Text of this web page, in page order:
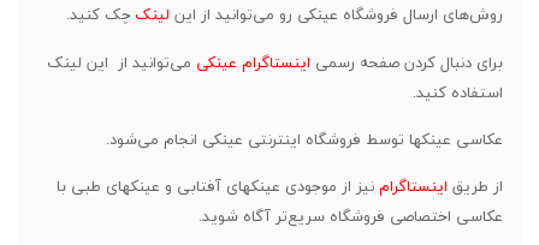
روش‌های ارسال فروشگاه عینکی رو می‌توانید از این لینک چک کنید.
برای دنبال کردن صفحه رسمی اینستاگرام عینکی می‌توانید از این لینک
استفاده کنید.
عکاسی عینکها توسط فروشگاه اینترنتی عینکی انجام می‌شود.
از طریق اینستاگرامنیز از موجودی عینکهای آفتابی و عینکهای طبی با
عکاسی اختصاصی فروشگاه سریع‌تر آگاه شوید.